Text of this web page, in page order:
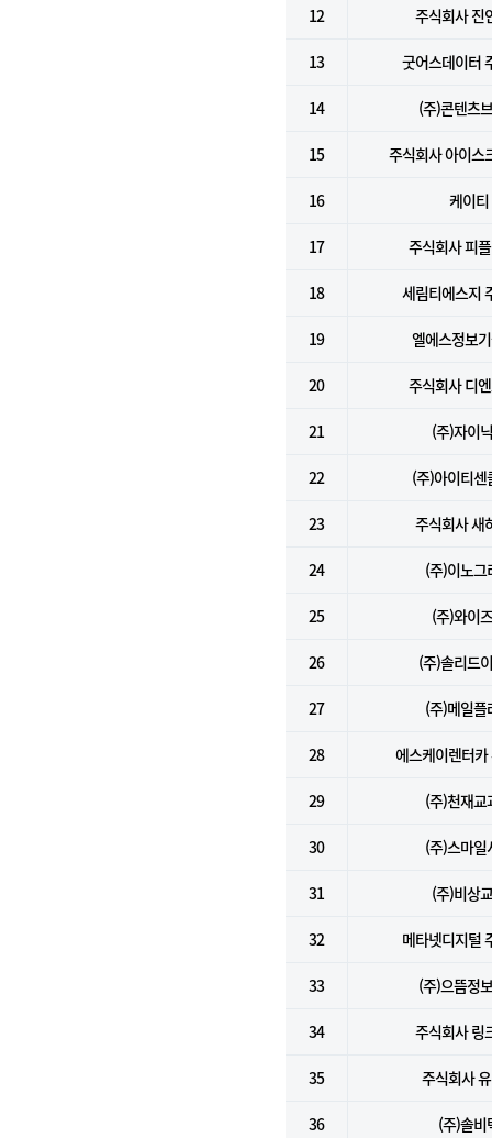
12 주식회사 진
13 굿어스데이터
14 (주)콘텐츠
15 주식회사 아이스
16 케이티
17 주식회사 피
18 세림티에스지
19 엘에스정보
20 주식회사 디
21 (주)자이
22 (주)아이티센
23 주식회사 새
24 (주)이노그
25 (주)와이
26 (주)솔리드
27 (주)메일플
28 에스케이렌터카
29 (주)천재교
30 (주)스마일
31 (주)비상
32 메타넷디지털
33 (주)으뜸정
34 주식회사 링
35 주식회사
36 (주)솔비